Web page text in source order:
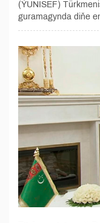
(ÝUNISEF)
guramagynda diňe